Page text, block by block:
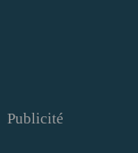
Publicité